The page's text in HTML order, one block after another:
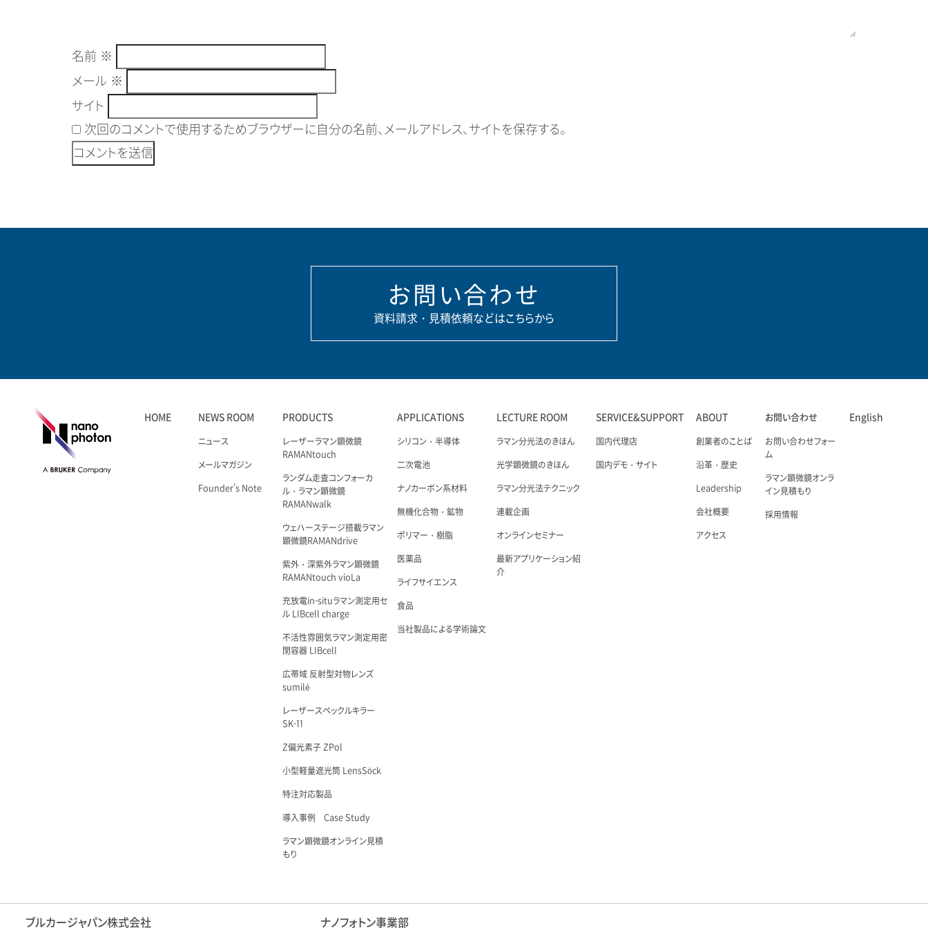
名前 ※
メール ※
サイト
次回のコメントで使用するためブラウザーに自分の名前、メールアドレス、サイトを保存する。
お問い合わせ
資料請求・見積依頼などはこちらから
HOME NEWS ROOM
ニュース
メールマガジン
Founder’s Note
PRODUCTS
レーザーラマン顕微鏡
RAMANtouch
ランダム走査コンフォーカ
ル・ラマン顕微鏡
RAMANwalk
ウェハーステージ搭載ラマン
顕微鏡RAMANdrive
紫外・深紫外ラマン顕微鏡
RAMANtouch vioLa
充放電in-situラマン測定用セ
ル LIBcell charge
不活性雰囲気ラマン測定用密
閉容器 LIBcell
広帯域 反射型対物レンズ
sumilé
レーザースペックルキラー
SK-11
Z偏光素子 ZPol
小型軽量遮光筒 LensSöck
特注対応製品
導入事例 Case Study
ラマン顕微鏡オンライン見積
もり
APPLICATIONS
シリコン・半導体
二次電池
ナノカーボン系材料
無機化合物・鉱物
ポリマー・樹脂
医薬品
ライフサイエンス
食品
当社製品による学術論文
LECTURE ROOM
ラマン分光法のきほん
光学顕微鏡のきほん
ラマン分光法テクニック
連載企画
オンラインセミナー
最新アプリケーション紹
介
SERVICE&SUPPORT
国内代理店
国内デモ・サイト
ABOUT
創業者のことば
沿革・歴史
Leadership
会社概要
アクセス
お問い合わせ
お問い合わせフォー
ム
ラマン顕微鏡オンラ
イン見積もり
採用情報
English
ブルカージャパン株式会社 ナノフォトン事業部